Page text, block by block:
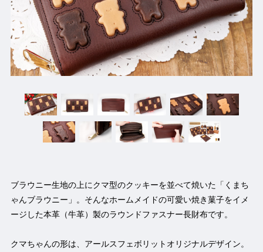
ブラウニー生地の上にクマ型のクッキーを並べて焼いた「くまち
ゃんブラウニー」。そんなホームメイドの可愛い焼き菓子をイメ
ージした本革（牛革）製のラウンドファスナー長財布です。
クマちゃんの形は、アールスフェボリットオリジナルデザイン。